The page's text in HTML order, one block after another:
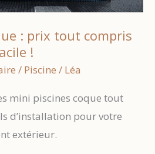
: prix tout compris
!
/ Piscine / Léa
mini piscines coque tout
d’installation pour votre
extérieur.